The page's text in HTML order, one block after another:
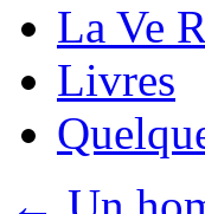
La Ve
Livres